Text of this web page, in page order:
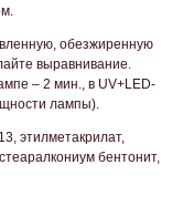
обезжиренную
выравнивание.
– 2 мин., в UV+LED-
лампы).
этилметакрилат,
бентонит,